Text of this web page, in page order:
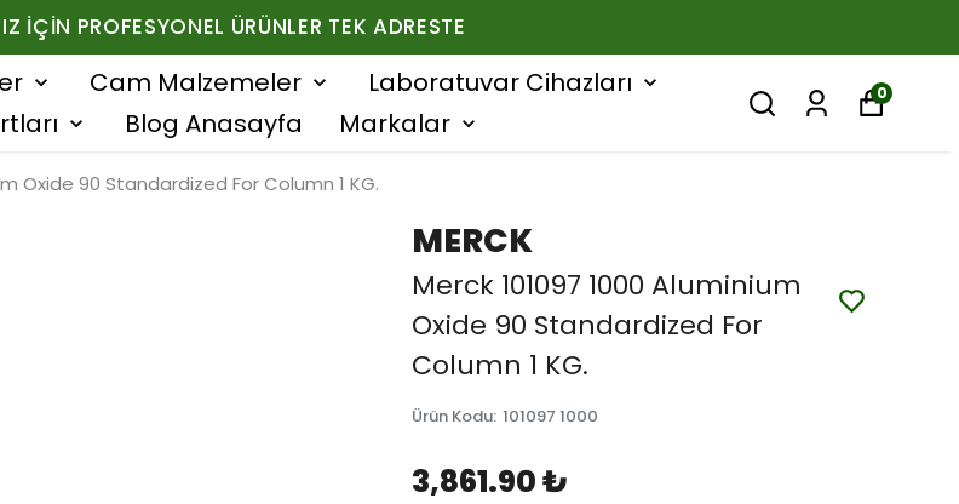
İÇIN PROFESYONEL ÜRÜNLER TEK ADRESTE
Cam Malzemeler
Laboratuvar Cihazları
Blog Anasayfa Markalar
0
Oxide 90 Standardized For Column 1 KG.
MERCK
Merck 101097 1000 Aluminium
Oxide 90 Standardized For
Column 1 KG.
Ürün Kodu: 101097 1000
3,861.90 ₺